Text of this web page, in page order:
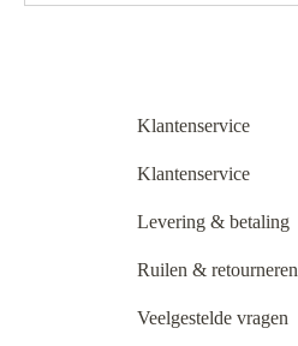
Klantenservice
Klantenservice
Levering & betaling
Ruilen & retourneren
Veelgestelde vragen